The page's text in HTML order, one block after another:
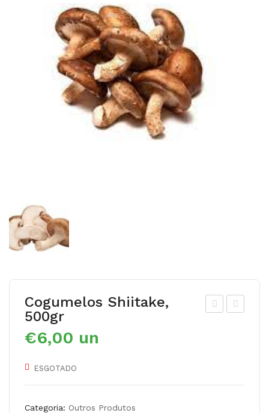
tak
est
Cogumelos Shiitake,
500gr
€6,00 un
ESGOTADO
Categoria: Outros Produtos